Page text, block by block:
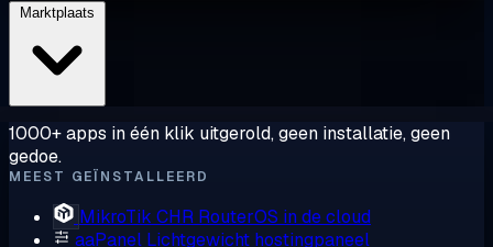
1000+ apps in één klik uitgerold, geen installatie, geen
gedoe.
MEEST GEÏNSTALLEERD
MikroTik CHR RouterOS in de cloud
aaPanel Lichtgewicht hostingpaneel